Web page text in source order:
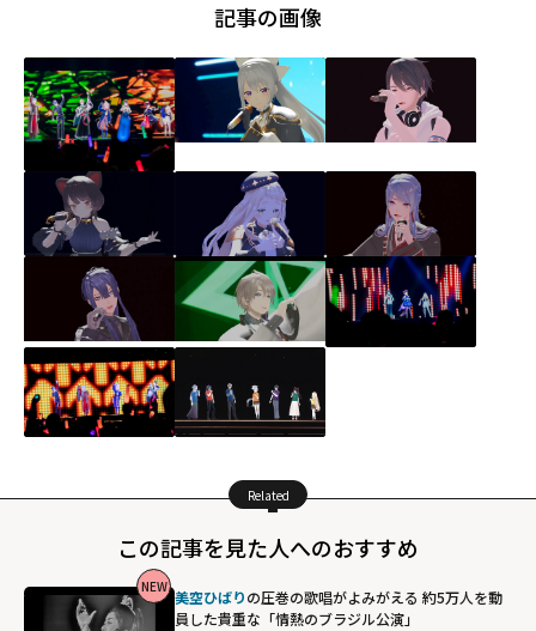
記事の画像
Related
この記事を見た人へのおすすめ
美空ひばりの圧巻の歌唱がよみがえる 約5万人を動
員した貴重な「情熱のブラジル公演」
NEW